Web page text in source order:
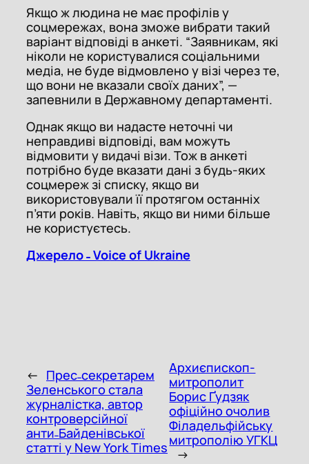
Якщо ж людина не має профілів у
соцмережах, вона зможе вибрати такий
варіант відповіді в анкеті. “Заявникам, які
ніколи не користувалися соціальними
медіа, не буде відмовлено у візі через те,
що вони не вказали своїх даних”, —
запевнили в Державному департаменті.
Однак якщо ви надасте неточні чи
неправдиві відповіді, вам можуть
відмовити у видачі візи. Тож в анкеті
потрібно буде вказати дані з будь-яких
соцмереж зі списку, якщо ви
використовували її протягом останніх
п’яти років. Навіть, якщо ви ними більше
не користуєтесь.
Джерело ˗ Voice of Ukraine
← Прес˗секретарем
Зеленського стала
журналістка, автор
контроверсійної
анти˗Байденівської
статті у New York Times
Архиєпископ-
митрополит
Борис Ґудзяк
офіційно очолив
Філадельфійську
митрополію УГКЦ
→